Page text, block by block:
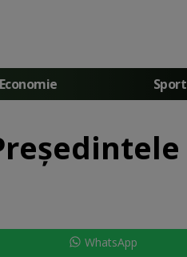
Economie Sport
WhatsApp